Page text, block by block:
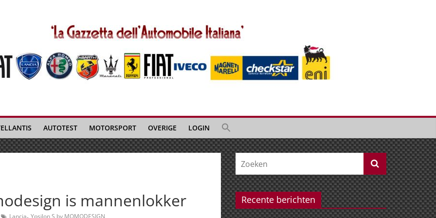
AUTOTEST MOTORSPORT OVERIGE LOGIN
is mannenlokker
Lancia, Ypsilon S by MOMODESIGN
Recente berichten